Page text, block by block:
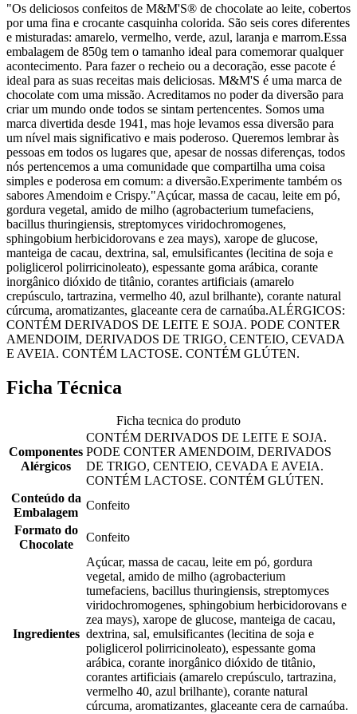
"Os deliciosos confeitos de M&M'S® de chocolate ao leite, cobertos
por uma fina e crocante casquinha colorida. São seis cores diferentes
e misturadas: amarelo, vermelho, verde, azul, laranja e marrom.Essa
embalagem de 850g tem o tamanho ideal para comemorar qualquer
acontecimento. Para fazer o recheio ou a decoração, esse pacote é
ideal para as suas receitas mais deliciosas. M&M'S é uma marca de
chocolate com uma missão. Acreditamos no poder da diversão para
criar um mundo onde todos se sintam pertencentes. Somos uma
marca divertida desde 1941, mas hoje levamos essa diversão para
um nível mais significativo e mais poderoso. Queremos lembrar às
pessoas em todos os lugares que, apesar de nossas diferenças, todos
nós pertencemos a uma comunidade que compartilha uma coisa
simples e poderosa em comum: a diversão.Experimente também os
sabores Amendoim e Crispy."Açúcar, massa de cacau, leite em pó,
gordura vegetal, amido de milho (agrobacterium tumefaciens,
bacillus thuringiensis, streptomyces viridochromogenes,
sphingobium herbicidorovans e zea mays), xarope de glucose,
manteiga de cacau, dextrina, sal, emulsificantes (lecitina de soja e
poliglicerol polirricinoleato), espessante goma arábica, corante
inorgânico dióxido de titânio, corantes artificiais (amarelo
crepúsculo, tartrazina, vermelho 40, azul brilhante), corante natural
cúrcuma, aromatizantes, glaceante cera de carnaúba.ALÉRGICOS:
CONTÉM DERIVADOS DE LEITE E SOJA. PODE CONTER
AMENDOIM, DERIVADOS DE TRIGO, CENTEIO, CEVADA
E AVEIA. CONTÉM LACTOSE. CONTÉM GLÚTEN.
Ficha Técnica
Ficha tecnica do produto
Componentes
Alérgicos
CONTÉM DERIVADOS DE LEITE E SOJA.
PODE CONTER AMENDOIM, DERIVADOS
DE TRIGO, CENTEIO, CEVADA E AVEIA.
CONTÉM LACTOSE. CONTÉM GLÚTEN.
Conteúdo da
Embalagem
Confeito
Formato do
Chocolate
Confeito
Ingredientes
Açúcar, massa de cacau, leite em pó, gordura
vegetal, amido de milho (agrobacterium
tumefaciens, bacillus thuringiensis, streptomyces
viridochromogenes, sphingobium herbicidorovans e
zea mays), xarope de glucose, manteiga de cacau,
dextrina, sal, emulsificantes (lecitina de soja e
poliglicerol polirricinoleato), espessante goma
arábica, corante inorgânico dióxido de titânio,
corantes artificiais (amarelo crepúsculo, tartrazina,
vermelho 40, azul brilhante), corante natural
cúrcuma, aromatizantes, glaceante cera de carnaúba.